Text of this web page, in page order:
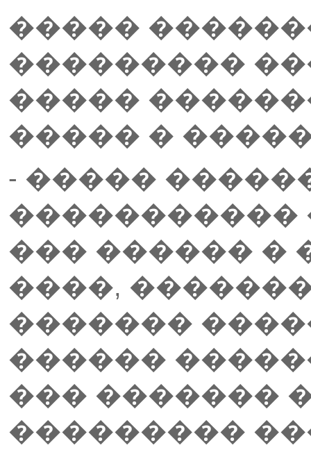
�����
���������
�����
����� �
- �����
�����������
��� ������ �
����,
�������
������
��� �������
���������